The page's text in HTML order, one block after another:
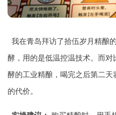
我在青岛拜访了拾伍岁月精酿
酵，用的是低温控温技术。而
酵的工业精酿，喝完之后第二
的代价。